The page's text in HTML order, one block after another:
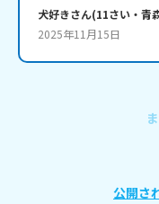
犬好きさん(11さい・ 青
2025年11月15日
公開さ